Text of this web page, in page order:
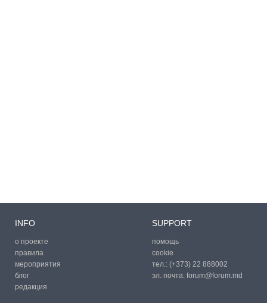
INFO
о проекте
правила
мероприятия
блог
редакция
SUPPORT
помощь
cookie
тел.: (+373) 22 888002
эл. почта: forum@forum.md